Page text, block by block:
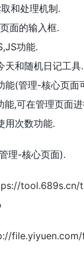
和处理机制.
面的输入框.
功能.
天和随机日记工具.
能(管理-核心页面
能,可在管理页面
用次数功能.
理-核心页面).
tool.689s.cn/